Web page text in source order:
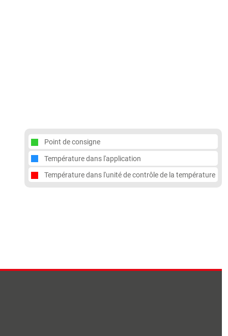
Point de consigne
Température dans l'application
Température dans l'unité de contrôle de la température